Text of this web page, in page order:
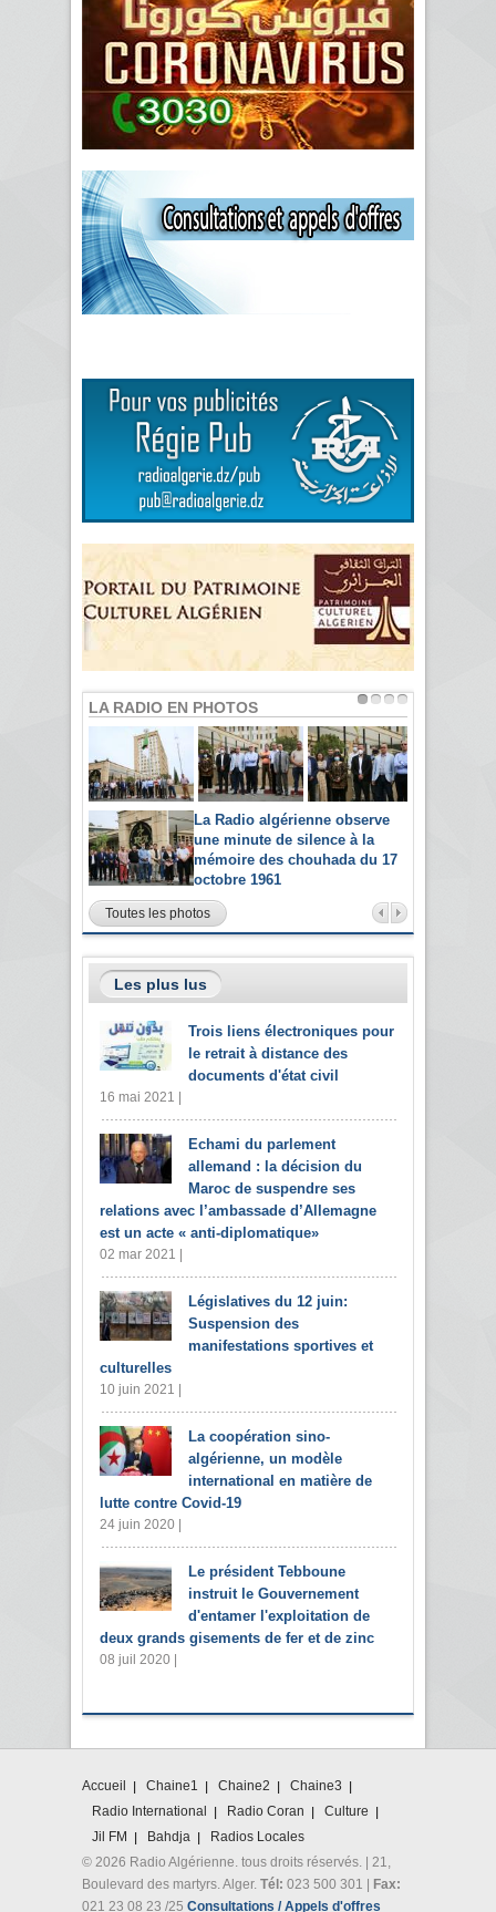
LA RADIO EN PHOTOS
La Radio algérienne observe
une minute de silence à la
mémoire des chouhada du 17
octobre 1961
Toutes les photos
Les plus lus
Trois liens électroniques pour
le retrait à distance des
documents d'état civil
16 mai 2021 |
Echami du parlement
allemand : la décision du
Maroc de suspendre ses
relations avec l’ambassade d’Allemagne
est un acte « anti-diplomatique»
02 mar 2021 |
Législatives du 12 juin:
Suspension des
manifestations sportives et
culturelles
10 juin 2021 |
La coopération sino-
algérienne, un modèle
international en matière de
lutte contre Covid-19
24 juin 2020 |
Le président Tebboune
instruit le Gouvernement
d'entamer l'exploitation de
deux grands gisements de fer et de zinc
08 juil 2020 |
Accueil Chaine1 Chaine2
Chaine3
Radio International
Radio Coran
Culture
Jil FM
Bahdja
Radios Locales
© 2026 Radio Algérienne. tous droits réservés. | 21,
Boulevard des martyrs. Alger. Tél: 023 500 301 | Fax:
021 23 08 23 /25 Consultations / Appels d'offres